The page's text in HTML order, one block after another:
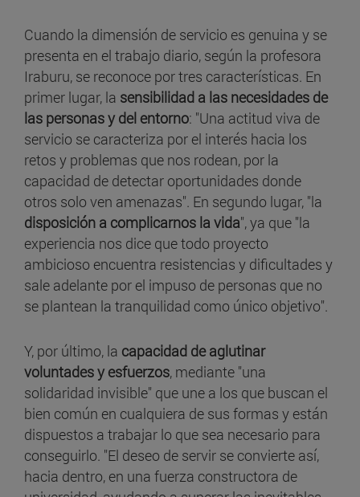
Cuando la dimensión de servicio es genuina y se
presenta en el trabajo diario, según la profesora
Iraburu, se reconoce por tres características. En
primer lugar, la sensibilidad a las necesidades de
las personas y del entorno: "Una actitud viva de
servicio se caracteriza por el interés hacia los
retos y problemas que nos rodean, por la
capacidad de detectar oportunidades donde
otros solo ven amenazas". En segundo lugar, "la
disposición a complicarnos la vida", ya que "la
experiencia nos dice que todo proyecto
ambicioso encuentra resistencias y dificultades y
sale adelante por el impuso de personas que no
se plantean la tranquilidad como único objetivo".
Y, por último, la capacidad de aglutinar
voluntades y esfuerzos, mediante "una
solidaridad invisible" que une a los que buscan el
bien común en cualquiera de sus formas y están
dispuestos a trabajar lo que sea necesario para
conseguirlo. "El deseo de servir se convierte así,
hacia dentro, en una fuerza constructora de